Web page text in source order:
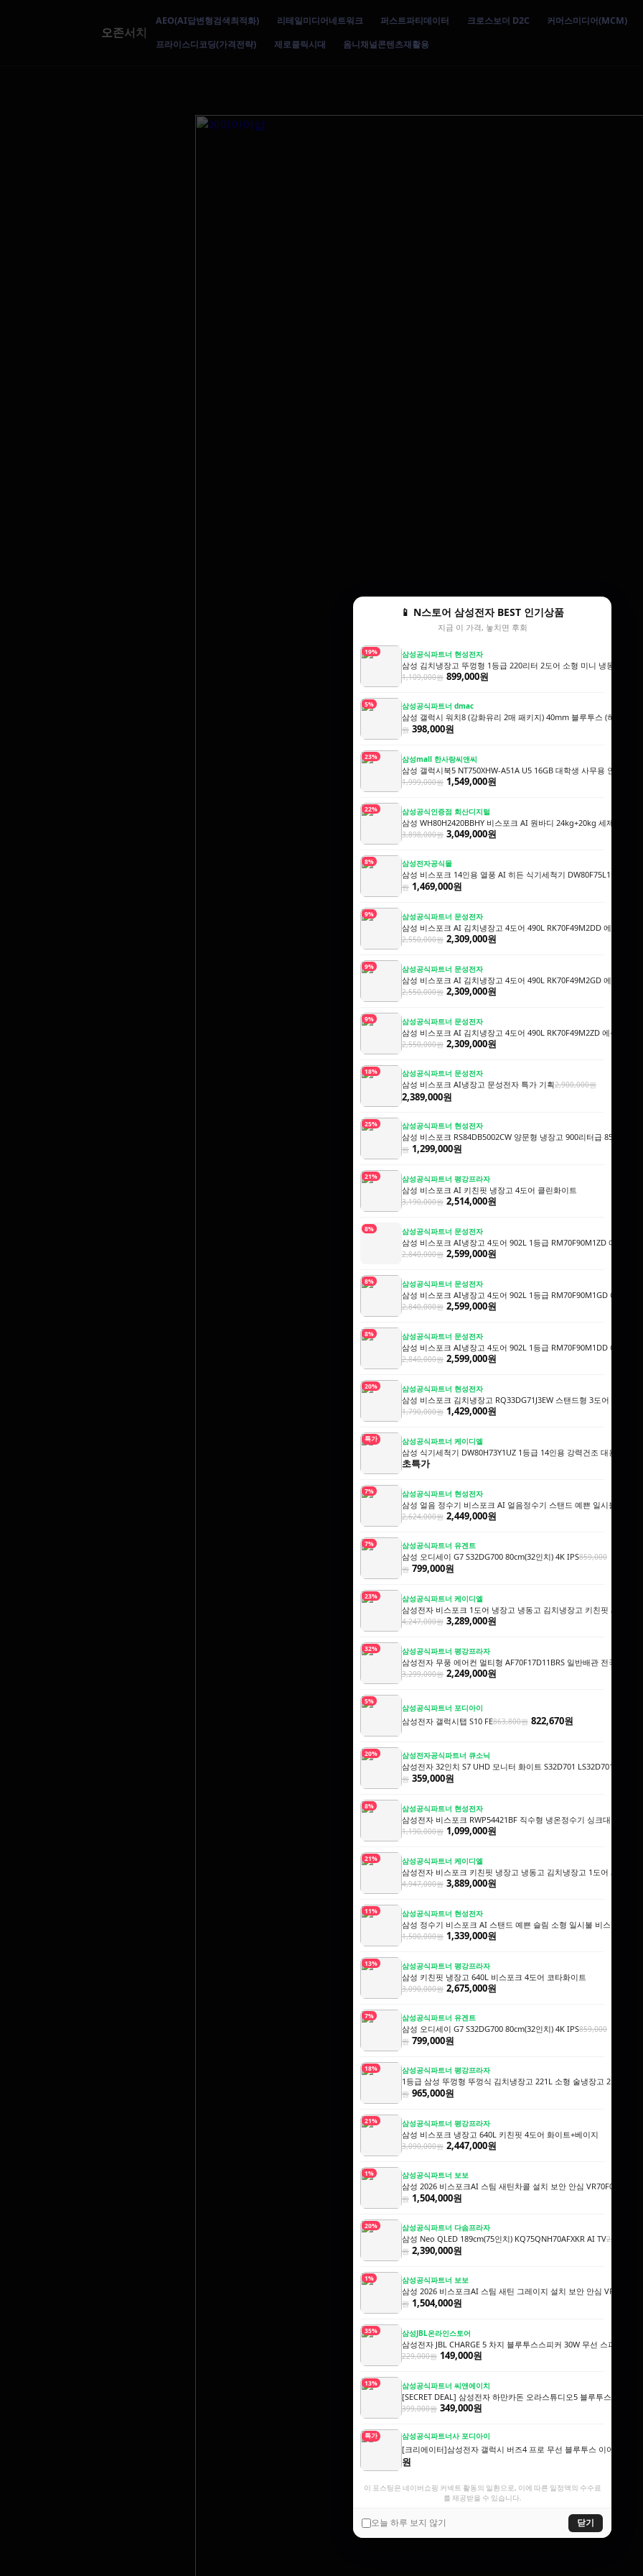
📱 N스토어 삼성전자 BEST 인기상품
지금 이 가격, 놓치면 후회
19% 삼성공식파트너 현성전자
삼성 김치냉장고 뚜껑형 1등급 220리터 2도어 소형 미니 냉동 1인 김치
1,109,000원 899,000원
5% 삼성공식파트너 dmac
삼성 갤럭시 워치8 (강화유리 2매 패키지) 40mm 블루투스 (히든코드)
원 398,000원
23% 삼성mall 한사랑씨앤씨
삼성 갤럭시북5 NT750XHW-A51A U5 16GB 대학생 사무용 인강용 학
1,999,000원 1,549,000원
22% 삼성공식인증점 회산디지털
삼성 WH80H2420BBHY 비스포크 AI 원바디 24kg+20kg 세제자동투입
3,898,000원 3,049,000원
8% 삼성전자공식몰
삼성 비스포크 14인용 열풍 AI 히든 식기세척기 DW80F75L1U01
원 1,469,000원
9% 삼성공식파트너 문성전자
삼성 비스포크 AI 김치냉장고 4도어 490L RK70F49M2DD 에센셜 다
2,550,000원 2,309,000원
9% 삼성공식파트너 문성전자
삼성 비스포크 AI 김치냉장고 4도어 490L RK70F49M2GD 에센셜 베
2,550,000원 2,309,000원
9% 삼성공식파트너 문성전자
삼성 비스포크 AI 김치냉장고 4도어 490L RK70F49M2ZD 에센셜 화
2,550,000원 2,309,000원
18% 삼성공식파트너 문성전자
삼성 비스포크 AI냉장고 문성전자 특가 기획2,900,000원
2,389,000원
25% 삼성공식파트너 현성전자
삼성 비스포크 RS84DB5002CW 양문형 냉장고 900리터급 852L
원 1,299,000원
21% 삼성공식파트너 평강프라자
삼성 비스포크 AI 키친핏 냉장고 4도어 클린화이트
3,190,000원 2,514,000원
8% 삼성공식파트너 문성전자
삼성 비스포크 AI냉장고 4도어 902L 1등급 RM70F90M1ZD 에센셜 화
2,840,000원 2,599,000원
8% 삼성공식파트너 문성전자
삼성 비스포크 AI냉장고 4도어 902L 1등급 RM70F90M1GD 에센셜 베
2,840,000원 2,599,000원
8% 삼성공식파트너 문성전자
삼성 비스포크 AI냉장고 4도어 902L 1등급 RM70F90M1DD 에센셜
2,840,000원 2,599,000원
20% 삼성공식파트너 현성전자
삼성 비스포크 김치냉장고 RQ33DG71J3EW 스탠드형 3도어 328L 김
1,790,000원 1,429,000원
특가 삼성공식파트너 케이디엘
삼성 식기세척기 DW80H73Y1UZ 1등급 14인용 강력건조 대용량 AI 맞
초특가
7% 삼성공식파트너 현성전자
삼성 얼음 정수기 비스포크 AI 얼음정수기 스탠드 예쁜 일시불 비스코
2,624,000원 2,449,000원
7% 삼성공식파트너 유겐트
삼성 오디세이 G7 S32DG700 80cm(32인치) 4K IPS859,000
원 799,000원
23% 삼성공식파트너 케이디엘
삼성전자 비스포크 1도어 냉장고 냉동고 김치냉장고 키친핏 세트
4,247,000원 3,289,000원
32% 삼성공식파트너 평강프라자
삼성전자 무풍 에어컨 멀티형 AF70F17D11BRS 일반배관 전국, 기본설
3,299,000원 2,249,000원
5%
삼성공식파트너 포디아이
삼성전자 갤럭시탭 S10 FE863,800원 822,670원
20% 삼성전자공식파트너 큐소닉
삼성전자 32인치 S7 UHD 모니터 화이트 S32D701 LS32D701EAKXKR
원 359,000원
8% 삼성공식파트너 현성전자
삼성전자 비스포크 RWP54421BF 직수형 냉온정수기 싱크대 빌트인
1,190,000원 1,099,000원
21% 삼성공식파트너 케이디엘
삼성전자 비스포크 키친핏 냉장고 냉동고 김치냉장고 1도어 세트 오
4,947,000원 3,889,000원
11% 삼성공식파트너 현성전자
삼성 정수기 비스포크 AI 스탠드 예쁜 슬림 소형 일시불 비스코프 직수
1,500,000원 1,339,000원
13% 삼성공식파트너 평강프라자
삼성 키친핏 냉장고 640L 비스포크 4도어 코타화이트
3,090,000원 2,675,000원
7% 삼성공식파트너 유겐트
삼성 오디세이 G7 S32DG700 80cm(32인치) 4K IPS859,000
원 799,000원
18% 삼성공식파트너 평강프라자
1등급 삼성 뚜껑형 뚜껑식 김치냉장고 221L 소형 술냉장고 2도어 세레
원 965,000원
21% 삼성공식파트너 평강프라자
삼성 비스포크 냉장고 640L 키친핏 4도어 화이트+베이지
3,090,000원 2,447,000원
1% 삼성공식파트너 보보
삼성 2026 비스포크AI 스팀 새틴차콜 설치 보안 안심 VR70F00AGH
원 1,504,000원
20% 삼성공식파트너 다솜프라자
삼성 Neo QLED 189cm(75인치) KQ75QNH70AFXKR AI TV2,990,000
원 2,390,000원
1% 삼성공식파트너 보보
삼성 2026 비스포크AI 스팀 새틴 그레이지 설치 보안 안심
원 1,504,000원
35% 삼성JBL온라인스토어
삼성전자 JBL CHARGE 5 차지 블루투스스피커 30W 무선 스피커
229,000원 149,000원
13% 삼성공식파트너 씨앤에이치
[SECRET DEAL] 삼성전자 하만카돈 오라스튜디오5 블루투스스피커
399,000원 349,000원
특가 삼성공식파트너사 포디아이
[크리에이터]삼성전자 갤럭시 버즈4 프로 무선 블루투스 이어폰 ANC
원
이 포스팅은 네이버쇼핑 커넥트 활동의 일환으로, 이에 따른 일정액의 수수료
를 제공받을 수 있습니다.
오늘 하루 보지 않기 닫기
오존서치
AEO(AI답변형검색최적화) 리테일미디어네트워크 퍼스트파티데이터 크로스보더 D2C 커머스미디어(MCM)
프라이스디코딩(가격전략)
제로클릭시대 옴니채널콘텐츠재활용